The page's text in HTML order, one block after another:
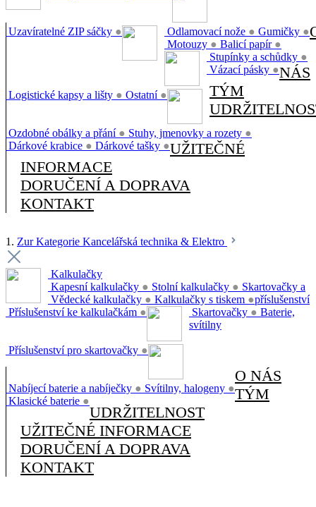
Uzavíratelné ZIP sáčky ● Odlamovací nože ● Gumičky ●
Motouzy ● Balicí papír ●
Stupínky a schůdky ●
Vázací pásky ●
Logistické kapsy a lišty ● Ostatní ●
Ozdobné obálky a přání ● Stuhy, jmenovky a rozety ●
Dárkové krabice ● Dárkové tašky ●
NÁS
TÝM
UŽITEČNÉ
INFORMACE
DORUČENÍ A DOPRAVA
KONTAKT
1. Zur Kategorie Kancelářská technika & Elektro
Kalkulačky
Kapesní kalkulačky ● Stolní kalkulačky ●
Vědecké kalkulačky ● Kalkulačky s tiskem ●
Příslušenství ke kalkulačkám ●
Skartovačky a
příslušenství
Skartovačky ●
Příslušenství pro skartovačky ●
Baterie,
svítilny
Nabíjecí baterie a nabíječky ● Svítilny, halogeny ●
Klasické baterie ●
O NÁS
TÝM
UDRŽITELNOST
UŽITEČNÉ INFORMACE
DORUČENÍ A DOPRAVA
KONTAKT